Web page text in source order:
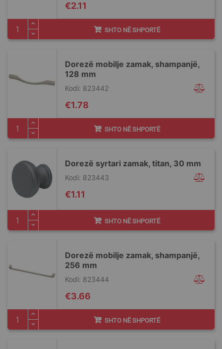
€2.11
SHTO NË SHPORTË
Dorezë mobilje zamak, shampanjë,
128 mm
Kodi: 823442
€1.78
SHTO NË SHPORTË
Dorezë syrtari zamak, titan, 30 mm
Kodi: 823443
€1.11
SHTO NË SHPORTË
Dorezë mobilje zamak, shampanjë,
256 mm
Kodi: 823444
€3.66
SHTO NË SHPORTË